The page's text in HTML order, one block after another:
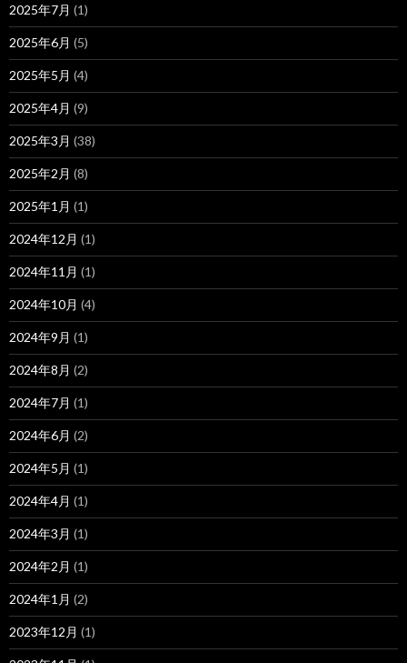
2025年7月 (1)
2025年6月 (5)
2025年5月 (4)
2025年4月 (9)
2025年3月 (38)
2025年2月 (8)
2025年1月 (1)
2024年12月 (1)
2024年11月 (1)
2024年10月 (4)
2024年9月 (1)
2024年8月 (2)
2024年7月 (1)
2024年6月 (2)
2024年5月 (1)
2024年4月 (1)
2024年3月 (1)
2024年2月 (1)
2024年1月 (2)
2023年12月 (1)